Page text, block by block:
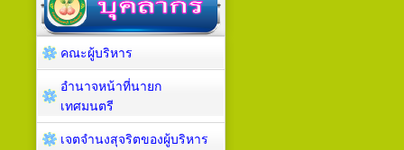
คณะผู้บริหาร
อำนาจหน้าที่นายก
เทศมนตรี
เจตจำนงสุจริตของผู้บริหาร